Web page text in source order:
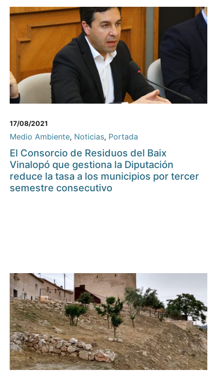
17/08/2021
Medio Ambiente, Noticias, Portada
El Consorcio de Residuos del Baix
Vinalopó que gestiona la Diputación
reduce la tasa a los municipios por tercer
semestre consecutivo